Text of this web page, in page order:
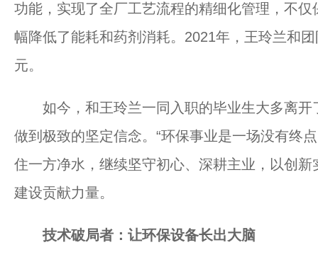
功能，实现了全厂工艺流程的精细化管理，不
幅降低了能耗和药剂消耗。2021年，王玲兰和
元。
如今，和王玲兰一同入职的毕业生大多离开
做到极致的坚定信念。“环保事业是一场没有终
住一方净水，继续坚守初心、深耕主业，以创
建设贡献力量。
技术破局者：让环保设备长出大脑